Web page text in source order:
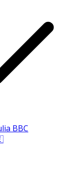
BBC